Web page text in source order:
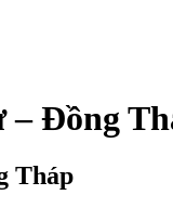
– Đồng
Tháp